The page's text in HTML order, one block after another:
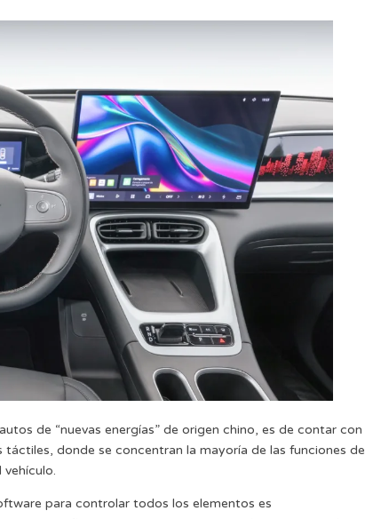
de “nuevas energías” de origen chino, es de contar con
donde se concentran la mayoría de las funciones de
para controlar todos los elementos es